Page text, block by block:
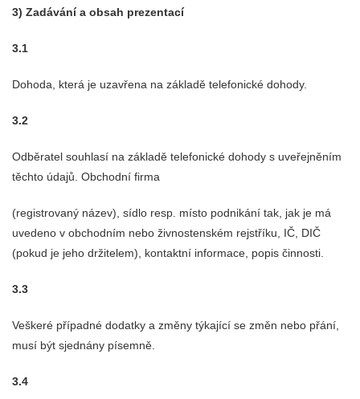
3) Zadávání a obsah prezentací
3.1
Dohoda, která je uzavřena na základě telefonické dohody.
3.2
Odběratel souhlasí na základě telefonické dohody s uveřejněním
těchto údajů. Obchodní firma
(registrovaný název), sídlo resp. místo podnikání tak, jak je má
uvedeno v obchodním nebo živnostenském rejstříku, IČ, DIČ
(pokud je jeho držitelem), kontaktní informace, popis činnosti.
3.3
Veškeré případné dodatky a změny týkající se změn nebo přání,
musí být sjednány písemně.
3.4